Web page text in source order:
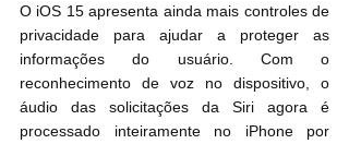
O iOS 15 apresenta ainda mais controles de
privacidade para ajudar a proteger as
informações do usuário. Com o
reconhecimento de voz no dispositivo, o
áudio das solicitações da Siri agora é
processado inteiramente no iPhone por